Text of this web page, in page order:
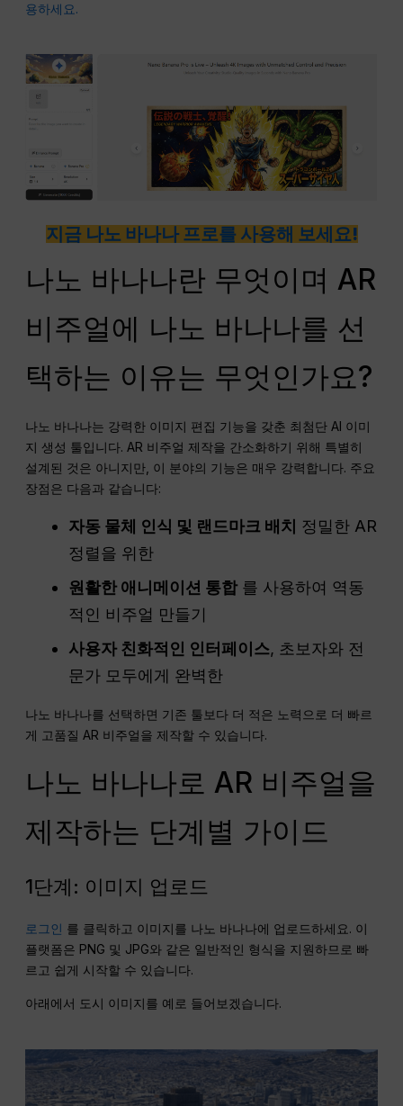
용하세요.
지금 나노 바나나 프로를 사용해 보세요!
나노 바나나란 무엇이며 AR
비주얼에 나노 바나나를 선
택하는 이유는 무엇인가요?
나노 바나나는 강력한 이미지 편집 기능을 갖춘 최첨단 AI 이미
지 생성 툴입니다. AR 비주얼 제작을 간소화하기 위해 특별히
설계된 것은 아니지만, 이 분야의 기능은 매우 강력합니다. 주요
장점은 다음과 같습니다:
자동 물체 인식 및 랜드마크 배치 정밀한 AR
정렬을 위한
원활한 애니메이션 통합 를 사용하여 역동
적인 비주얼 만들기
사용자 친화적인 인터페이스, 초보자와 전
문가 모두에게 완벽한
나노 바나나를 선택하면 기존 툴보다 더 적은 노력으로 더 빠르
게 고품질 AR 비주얼을 제작할 수 있습니다.
나노 바나나로 AR 비주얼을
제작하는 단계별 가이드
1단계: 이미지 업로드
로그인 를 클릭하고 이미지를 나노 바나나에 업로드하세요. 이
플랫폼은 PNG 및 JPG와 같은 일반적인 형식을 지원하므로 빠
르고 쉽게 시작할 수 있습니다.
아래에서 도시 이미지를 예로 들어보겠습니다.